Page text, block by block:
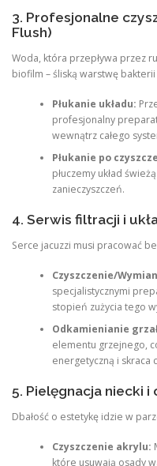
3. Profesjonalne
Flush)
Woda, która przepływa przez
biofilm – śliską warstwę
Płukanie układu:
profesjonalny
wewnątrz całego
Płukanie po
płuczemy układ
zanieczyszczeń.
4. Serwis filtracji i
Serce jacuzzi musi pracować
Czyszczenie/
specjalistycznymi
stopień zużycia tego
Odkamienianie
elementu grzejnego,
energetyczną i skraca
5. Pielęgnacja niecki
Dbałość o estetykę idzie w
Czyszczenie akrylu:
które usuwają osady